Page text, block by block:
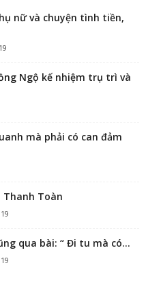
nữ và chuyện tình tiền,
Ngộ kế nhiệm trụ trì và
mà phải có can đảm
Thanh Toàn
qua bài: “ Đi tu mà có...